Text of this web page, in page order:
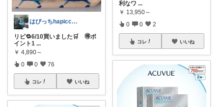
はぴっちhapicchi💎🏃感謝💐
リピ🔁6/10買いました🛒 🉐️ポ
イント1 ...
￥ 4,890～
0 0 76
コレ いいね
利なワ ...
￥ 13,950～
0 0 2
コレ いいね